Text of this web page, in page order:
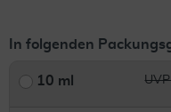
In folgenden
10 ml